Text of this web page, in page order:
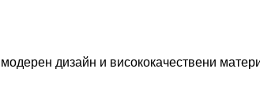
дизайн и висококачествени